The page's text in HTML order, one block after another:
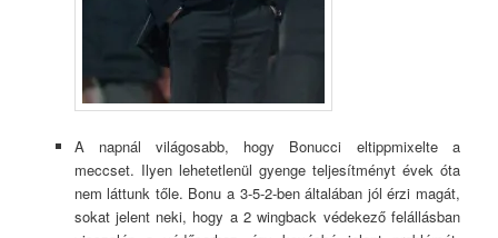
A napnál világosabb, hogy Bonucci eltippmixelte a
meccset. Ilyen lehetetlenül gyenge teljesítményt évek óta
nem láttunk tőle. Bonu a 3-5-2-ben általában jól érzi magát,
sokat jelent neki, hogy a 2 wingback védekező felállásban